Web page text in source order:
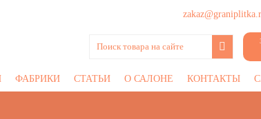
ФАБРИКИ СТАТЬИ О САЛОНЕ КОНТАКТЫ